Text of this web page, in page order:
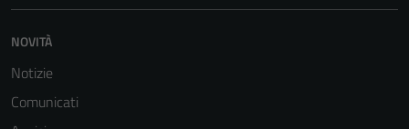
NOVITÀ
Notizie
Comunicati